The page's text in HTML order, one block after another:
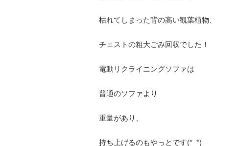
枯れてしまった背の高い観葉植物、
チェストの粗大ごみ回収でした！
電動リクライニングソファは
普通のソファより
重量があり、
持ち上げるのもやっとです(*_*)